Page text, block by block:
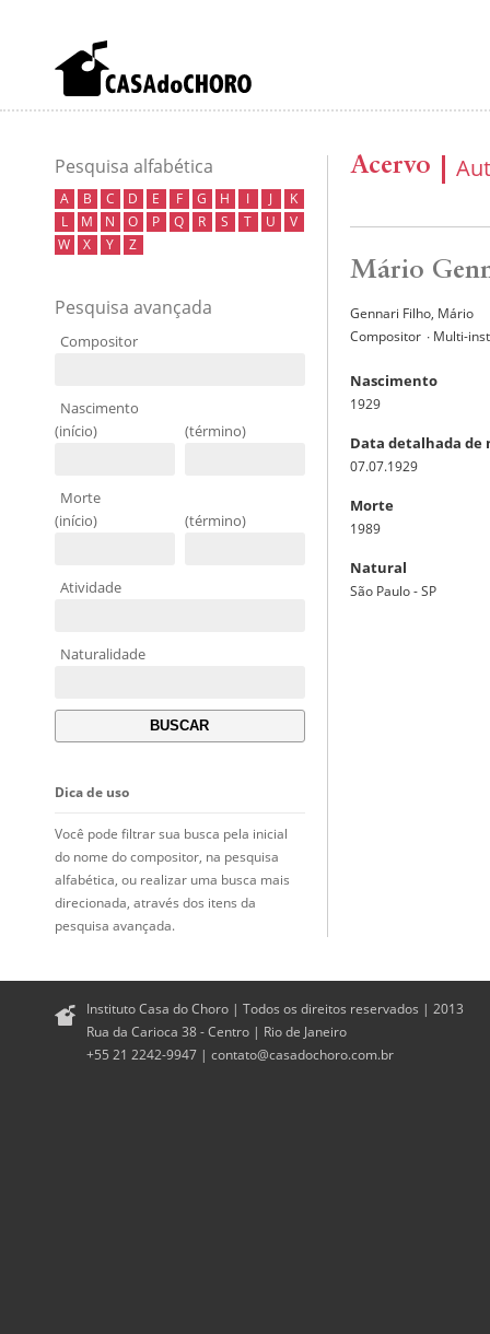
Pesquisa alfabética
A B C D E F G H I J
K
L
M N O P Q R S T U
V
W
X Y Z
Pesquisa avançada
Compositor
Nascimento
(início)
(término)
Morte
(início)
(término)
Atividade
Naturalidade
Dica de uso
Você pode filtrar sua busca pela inicial
do nome do compositor, na pesquisa
alfabética, ou realizar uma busca mais
direcionada, através dos itens da
pesquisa avançada.
Acervo
Mário
Gennari Filho, Mário
Compositor ∙ Multi-
Nascimento
1929
Data detalhada de
07.07.1929
Morte
1989
Natural
São Paulo - SP
Instituto Casa do Choro | Todos os direitos reservados | 2013
Rua da Carioca 38 - Centro | Rio de Janeiro
+55 21 2242-9947 | contato@casadochoro.com.br